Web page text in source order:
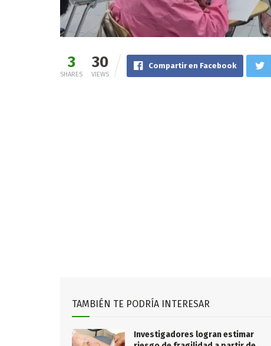
3
SHARES
30
VIEWS
Compartir en Facebook
TAMBIÉN TE PODRÍA INTERESAR
Investigadores logran estimar